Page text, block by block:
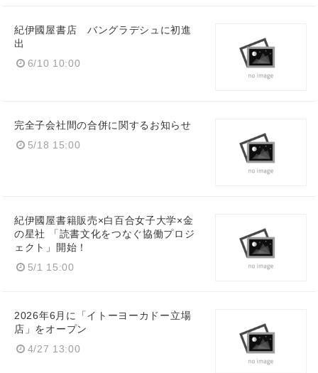
紀伊國屋書店 バングラデシュに初進
出
6/10 10:00
完全子会社間の合併に関するお知らせ
5/18 15:00
紀伊國屋書籍販売×白百合女子大学×金
の星社 「読書文化をつなぐ協働プロジ
ェクト」開始！
5/1 15:00
2026年6月に「イトーヨーカドー立場
店」をオープン
4/27 13:00